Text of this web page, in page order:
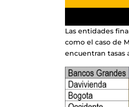
Las entidades
como el caso de
encuentran tasas